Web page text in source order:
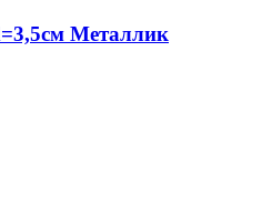
Металлик